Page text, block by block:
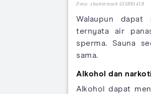
Foto: shutterstock 635881418
Walaupun dapat
ternyata air
sperma. Sauna
sama.
Alkohol dan
Alkohol dapat